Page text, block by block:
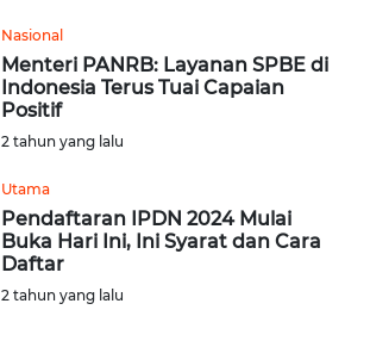
Nasional
Menteri PANRB: Layanan SPBE di
Indonesia Terus Tuai Capaian
Positif
2 tahun yang lalu
Utama
Pendaftaran IPDN 2024 Mulai
Buka Hari Ini, Ini Syarat dan Cara
Daftar
2 tahun yang lalu